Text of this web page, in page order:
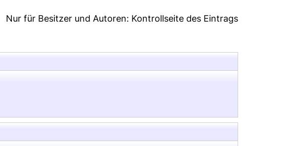
Nur für Besitzer und Autoren: Kontrollseite des Eintrags